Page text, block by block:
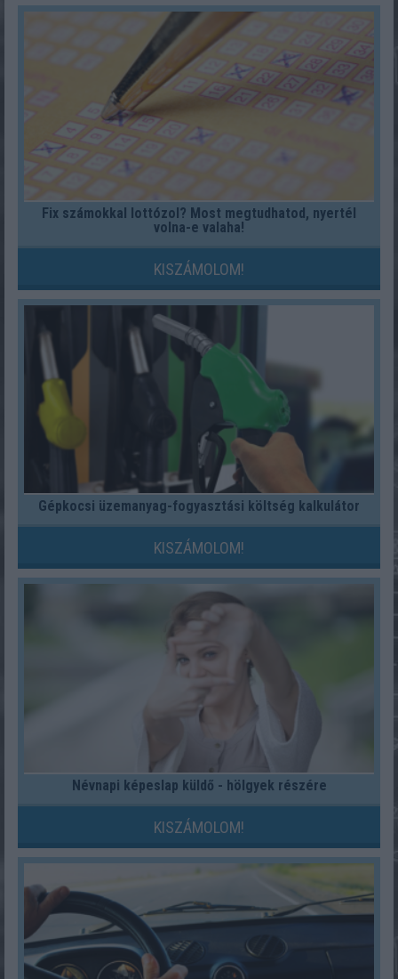
Fix számokkal lottózol? Most megtudhatod, nyertél
volna-e valaha!
KISZÁMOLOM!
Gépkocsi üzemanyag-fogyasztási költség kalkulátor
KISZÁMOLOM!
Névnapi képeslap küldő - hölgyek részére
KISZÁMOLOM!